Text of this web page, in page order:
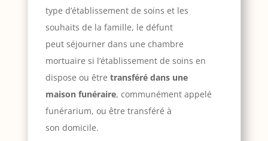
type d’établissement de soins et les
souhaits de la famille, le défunt
peut séjourner dans une chambre
mortuaire si l’établissement de soins en
dispose ou être transféré dans une
maison funéraire, communément appelé
funérarium, ou être transféré à
son domicile.